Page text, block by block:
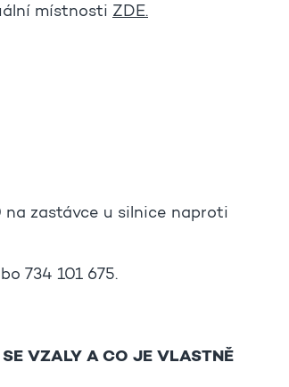
místnosti ZDE.
na zastávce u silnice naproti
734 101 675.
VZALY A CO JE VLASTNĚ